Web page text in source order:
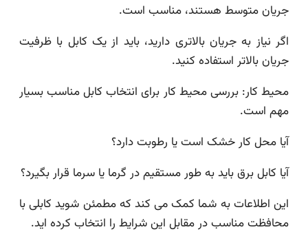
جریان متوسط ​​هستند، مناسب است.
اگر نیاز به جریان بالاتری دارید، باید از یک کابل با ظرفیت
جریان بالاتر استفاده کنید.
محیط کار: بررسی محیط کار برای انتخاب کابل مناسب بسیار
مهم است.
آیا محل کار خشک است یا رطوبت دارد؟
آیا کابل برق باید به طور مستقیم در گرما یا سرما قرار بگیرد؟
این اطلاعات به شما کمک می کند که مطمئن شوید کابلی با
محافظت مناسب در مقابل این شرایط را انتخاب کرده اید.